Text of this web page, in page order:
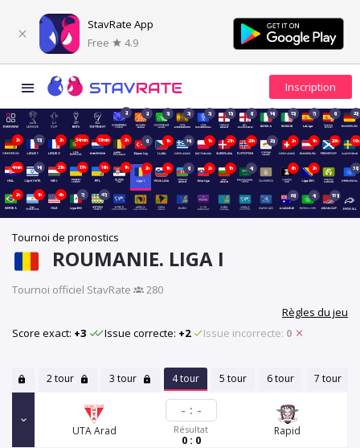
StavRate App
Free
4.9
2j 2j 3j 3j 3j 13j 6j 14j 13j 7j 6j 20j
2h 13j 2h 34min 19min 2h 6j 1h 14j 1h 21h 20h 20j 2h 1h 20h 19h
4min 14j 21h 17h 16h 1h 2h 1h 6j 2h 1h 4j 6h 2h 38j
2h 1h 4h 7j 47j 68j 4j 151j
Tournoi de pronostics
ROUMANIE. LIGA I
Tournoi officiel StavRate·
280
Règles du jeu
Score exact: +3 Issue correcte: +2 Issue incorrecte: 0
2 tour 3 tour 4 tour 5 tour 6 tour 7 tour
UTA Arad
- : -
Résultat
0 : 0
Rapid